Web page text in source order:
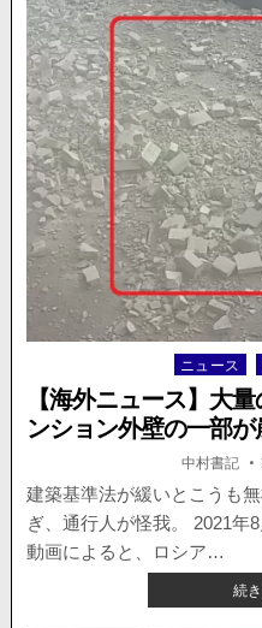
Posted
in
ニュース
【海外ニュース】大
ンション外壁の一部が
著
者:
中村書記
建築基準法が緩いとこうも
ぎ、通行人が怪我。 2021年
動画によると、ロシア…
続